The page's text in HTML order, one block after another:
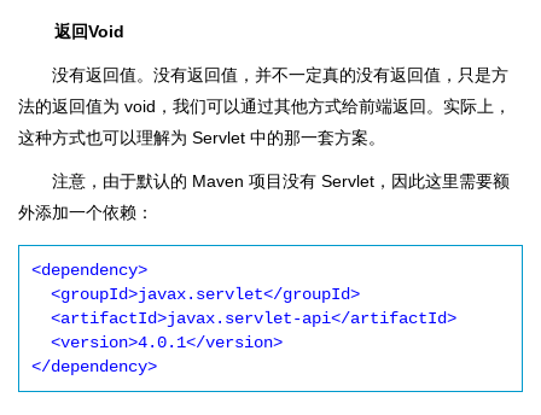
返回Void
没有返回值。没有返回值，并不一定真的没有返回值，只是方
法的返回值为 void，我们可以通过其他方式给前端返回。实际上，
这种方式也可以理解为 Servlet 中的那一套方案。
注意，由于默认的 Maven 项目没有 Servlet，因此这里需要额
外添加一个依赖：
<dependency>
</dependency>